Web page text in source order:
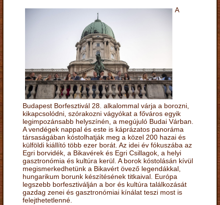
A
Budapest Borfesztivál 28. alkalommal várja a borozni,
kikapcsolódni, szórakozni vágyókat a főváros egyik
legimpozánsabb helyszínén, a megújuló Budai Várban.
A vendégek nappal és este is káprázatos panoráma
társaságában kóstolhatják meg a közel 200 hazai és
külföldi kiállító több ezer borát. Az idei év fókuszába az
Egri borvidék, a Bikavérek és Egri Csillagok, a helyi
gasztronómia és kultúra kerül. A borok kóstolásán kívül
megismerkedhetünk a Bikavért övező legendákkal,
hungarikum borunk készítésének titkaival. Európa
legszebb borfesztiválján a bor és kultúra találkozását
gazdag zenei és gasztronómiai kínálat teszi most is
felejthetetlenné.